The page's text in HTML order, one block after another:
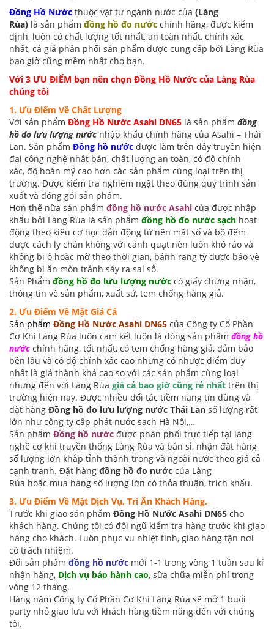
Đồng Hồ Nước thuộc vật tư ngành nước của (Làng
Rùa) là sản phẩm đồng hồ đo nước chính hãng, được kiểm
định, luôn có chất lượng tốt nhất, an toàn nhất, chính xác
nhất, cả giá phân phối sản phẩm được cung cấp bởi Làng Rùa
bao giờ cũng mềm nhất cho bạn.
Với 3 ƯU ĐIỂM bạn nên chọn Đồng Hồ Nước của Làng Rùa
chúng tôi
1. Ưu Điểm Về Chất Lượng
Với sản phẩm Đồng Hồ Nước Asahi DN65 là sản phẩm đồng
hồ đo lưu lượng nước nhập khẩu chính hãng của Asahi – Thái
Lan. Sản phẩm Đồng hồ nước được làm trên dây truyền hiện
đại công nghệ nhật bản, chất lượng an toàn, có độ chính
xác, độ hoàn mỹ cao hơn các sản phẩm cùng loại trên thị
trường. Được kiểm tra nghiêm ngặt theo đúng quy trình sản
xuất và đóng gói sản phẩm.
Hơn thế nữa sản phẩm đồng hồ nước Asahi của được nhập
khẩu bởi Làng Rùa là sản phẩm đồng hồ đo nước sạch hoạt
động theo kiểu cơ học dẫn động từ nên mặt số và bộ đếm
được cách ly chân không với cánh quạt nên luôn khô ráo và
không bị ố hoặc mờ theo thời gian, bánh răng tỳ được bảo vệ
không bị ăn mòn tránh sảy ra sai số.
Sản Phẩm đồng hồ đo lưu lượng nước có giấy chứng nhận,
thông tin về sản phẩm, xuất sứ, tem chống hàng giả.
2. Ưu Điểm Về Mặt Giá Cả
Sản phẩm Đồng Hồ Nước Asahi DN65 của Công ty Cổ Phần
Cơ Khí Làng Rùa luôn cam kết luôn là dòng sản phẩm đồng hồ
nước chính hãng, tốt nhất, có tem chống hàng giả, đảm bảo
bền lâu và có độ chính xác cao nhưng có nhược điểm duy
nhất là giá thành khá cao so với các sản phẩm cùng loại
nhưng đến với Làng Rùa giá cả bao giờ cũng rẻ nhất trên thị
trường hiện nay. Được nhiều đối tác tiềm năng tin dùng và
đặt hàng Đồng hồ đo lưu lượng nước Thái Lan số lượng rất
lớn như công ty cấp phát nước sạch Hà Nội,…
Sản phẩm Đồng hồ nước được phân phối trực tiếp tại làng
nghề cơ khí truyền thống Làng Rùa và bán sỉ, nhận đặt hàng
số lượng lớn khắp tỉnh thành trong và ngoài nước theo giá cả
cạnh tranh. Đặt hàng đồng hồ đo nước của Làng
Rùa hoặc mua hàng số lượng lớn có thỏa thuận, trích khấu.
3. Ưu Điểm Về Mặt Dịch Vụ, Tri Ân Khách Hàng.
Trước khi giao sản phẩm Đồng Hồ Nước Asahi DN65 cho
khách hàng. Chúng tôi có đội ngũ kiểm tra hàng trước khi giao
hàng cho khách. Luôn phục vu nhiệt tình, giao hàng tận nơi
có trách nhiệm.
Đổi sản phẩm đồng hồ nước mới 1-1 trong vòng 1 tuần sau kí
nhận hàng, Dịch vụ bảo hành cao, sữa chữa miễn phí trong
vòng 12 tháng.
Hàng năm Công ty Cổ Phần Cơ Khi Làng Rùa sẽ mở 1 buổi
party nhỏ giao lưu với khách hàng tiềm năng đến với chúng
tôi.